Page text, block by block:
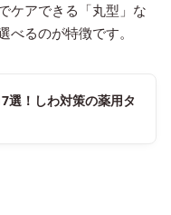
ケアできる「丸型」な
るのが特徴です。
選！しわ対策の薬用タ